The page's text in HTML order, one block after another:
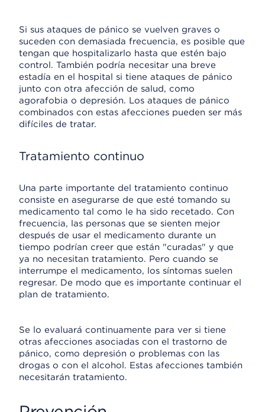
Si sus ataques de pánico se vuelven graves o
suceden con demasiada frecuencia, es posible que
tengan que hospitalizarlo hasta que estén bajo
control. También podría necesitar una breve
estadía en el hospital si tiene ataques de pánico
junto con otra afección de salud, como
agorafobia o depresión. Los ataques de pánico
combinados con estas afecciones pueden ser más
difíciles de tratar.
Tratamiento continuo
Una parte importante del tratamiento continuo
consiste en asegurarse de que esté tomando su
medicamento tal como le ha sido recetado. Con
frecuencia, las personas que se sienten mejor
después de usar el medicamento durante un
tiempo podrían creer que están "curadas" y que
ya no necesitan tratamiento. Pero cuando se
interrumpe el medicamento, los síntomas suelen
regresar. De modo que es importante continuar el
plan de tratamiento.
Se lo evaluará continuamente para ver si tiene
otras afecciones asociadas con el trastorno de
pánico, como depresión o problemas con las
drogas o con el alcohol. Estas afecciones también
necesitarán tratamiento.